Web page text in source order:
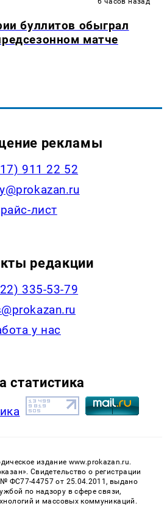
буллитов обыграл
матче
рекламы
911 22 52
лист
редакции
335-53-79
у нас
статистика
издание www.prokazan.ru.
Cвидетельство о регистрации
ФС77-44757 от 25.04.2011, выдано
по надзору в сфере связи,
и массовых коммуникаций.